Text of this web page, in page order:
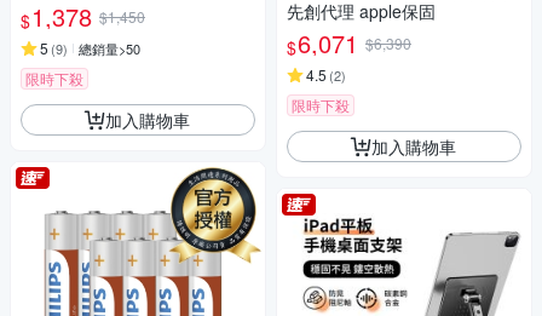
航 4色 可選
$1,378 $1,450
5 (9) 總銷量>50
限時下殺
加入購物車
先創代理 apple保固
$6,071 $6,390
4.5 (2)
限時下殺
加入購物車